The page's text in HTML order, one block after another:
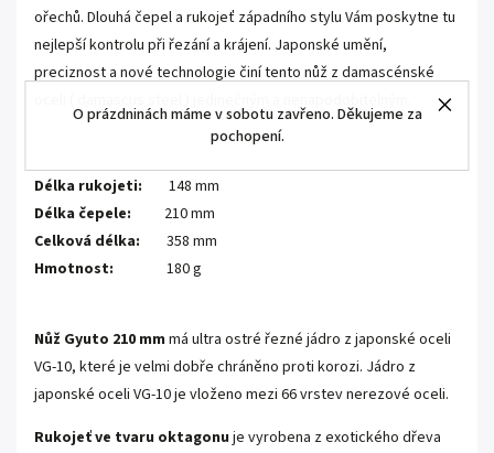
O prázdninách máme v sobotu zavřeno. Děkujeme za
pochopení.
ořechů. Dlouhá čepel a rukojeť západního stylu Vám poskytne tu
nejlepší kontrolu při řezání a krájení. Japonské umění,
preciznost a nové technologie činí tento nůž z damascénské
Délka rukojeti: 148 mm
Délka čepele:
210 mm
Celková délka: 358 mm
Hmotnost: 180 g
Nůž Gyuto 210 mm má ultra ostré řezné jádro z japonské oceli
VG-10, které je velmi dobře chráněno proti korozi. Jádro z
japonské oceli VG-10 je vloženo mezi 66 vrstev nerezové oceli.
Rukojeť ve tvaru oktagonu je vyrobena z exotického dřeva